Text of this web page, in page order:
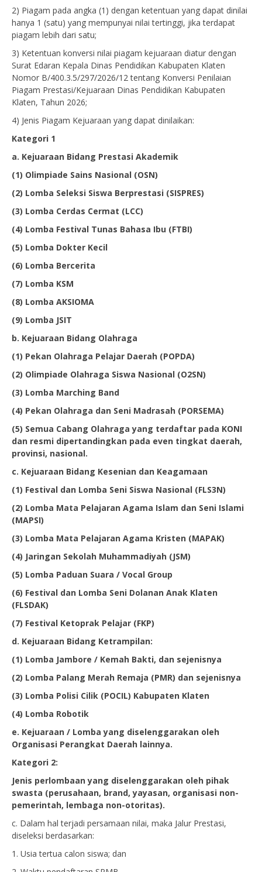
2) Piagam pada angka (1) dengan ketentuan yang dapat dinilai
hanya 1 (satu) yang mempunyai nilai tertinggi, jika terdapat
piagam lebih dari satu;
3) Ketentuan konversi nilai piagam kejuaraan diatur dengan
Surat Edaran Kepala Dinas Pendidikan Kabupaten Klaten
Nomor B/400.3.5/297/2026/12 tentang Konversi Penilaian
Piagam Prestasi/Kejuaraan Dinas Pendidikan Kabupaten
Klaten, Tahun 2026;
4) Jenis Piagam Kejuaraan yang dapat dinilaikan:
Kategori 1
a. Kejuaraan Bidang Prestasi Akademik
(1) Olimpiade Sains Nasional (OSN)
(2) Lomba Seleksi Siswa Berprestasi (SISPRES)
(3) Lomba Cerdas Cermat (LCC)
(4) Lomba Festival Tunas Bahasa Ibu (FTBI)
(5) Lomba Dokter Kecil
(6) Lomba Bercerita
(7) Lomba KSM
(8) Lomba AKSIOMA
(9) Lomba JSIT
b. Kejuaraan Bidang Olahraga
(1) Pekan Olahraga Pelajar Daerah (POPDA)
(2) Olimpiade Olahraga Siswa Nasional (O2SN)
(3) Lomba Marching Band
(4) Pekan Olahraga dan Seni Madrasah (PORSEMA)
(5) Semua Cabang Olahraga yang terdaftar pada KONI
dan resmi dipertandingkan pada even tingkat daerah,
provinsi, nasional.
c. Kejuaraan Bidang Kesenian dan Keagamaan
(1) Festival dan Lomba Seni Siswa Nasional (FLS3N)
(2) Lomba Mata Pelajaran Agama Islam dan Seni Islami
(MAPSI)
(3) Lomba Mata Pelajaran Agama Kristen (MAPAK)
(4) Jaringan Sekolah Muhammadiyah (JSM)
(5) Lomba Paduan Suara / Vocal Group
(6) Festival dan Lomba Seni Dolanan Anak Klaten
(FLSDAK)
(7) Festival Ketoprak Pelajar (FKP)
d. Kejuaraan Bidang Ketrampilan:
(1) Lomba Jambore / Kemah Bakti, dan sejenisnya
(2) Lomba Palang Merah Remaja (PMR) dan sejenisnya
(3) Lomba Polisi Cilik (POCIL) Kabupaten Klaten
(4) Lomba Robotik
e. Kejuaraan / Lomba yang diselenggarakan oleh
Organisasi Perangkat Daerah lainnya.
Kategori 2:
Jenis perlombaan yang diselenggarakan oleh pihak
swasta (perusahaan, brand, yayasan, organisasi non-
pemerintah, lembaga non-otoritas).
c. Dalam hal terjadi persamaan nilai, maka Jalur Prestasi,
diseleksi berdasarkan:
1. Usia tertua calon siswa; dan